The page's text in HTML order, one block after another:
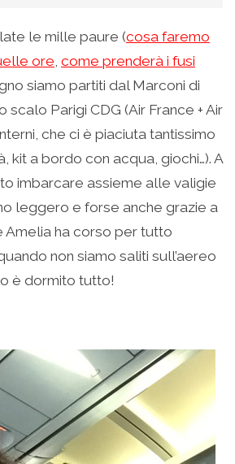
le mille paure (cosa faremo
ore come prenderà i fusi
siamo partiti dal Marconi di
scalo Parigi CDG (Air France + Air
che ci è piaciuta tantissimo
kit a bordo con acqua, giochi…). A
imbarcare assieme alle valigie
leggero e forse anche grazie a
Amelia ha corso per tutto
non siamo saliti sull’aereo
è dormito tutto!